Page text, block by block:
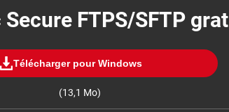
FTPS/SFTP
Télécharger pour Windows
(13,1 Mo)